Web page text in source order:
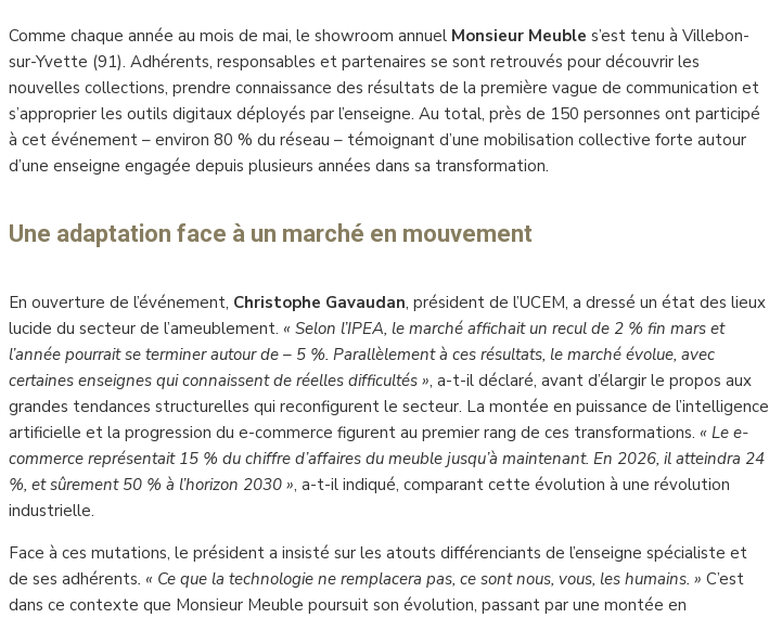
Comme chaque année au mois de mai, le showroom annuel Monsieur Meuble s’est tenu à Villebon-
sur-Yvette (91). Adhérents, responsables et partenaires se sont retrouvés pour découvrir les
nouvelles collections, prendre connaissance des résultats de la première vague de communication et
s’approprier les outils digitaux déployés par l’enseigne. Au total, près de 150 personnes ont participé
à cet événement – environ 80 % du réseau – témoignant d’une mobilisation collective forte autour
d’une enseigne engagée depuis plusieurs années dans sa transformation.
Une adaptation face à un marché en mouvement
En ouverture de l’événement, Christophe Gavaudan, président de l’UCEM, a dressé un état des lieux
lucide du secteur de l’ameublement. « Selon l’IPEA, le marché affichait un recul de 2 % fin mars et
l’année pourrait se terminer autour de – 5 %. Parallèlement à ces résultats, le marché évolue, avec
certaines enseignes qui connaissent de réelles difficultés », a-t-il déclaré, avant d’élargir le propos aux
grandes tendances structurelles qui reconfigurent le secteur. La montée en puissance de l’intelligence
artificielle et la progression du e-commerce figurent au premier rang de ces transformations. « Le e-
commerce représentait 15 % du chiffre d’affaires du meuble jusqu’à maintenant. En 2026, il atteindra 24
%, et sûrement 50 % à l’horizon 2030 », a-t-il indiqué, comparant cette évolution à une révolution
industrielle.
Face à ces mutations, le président a insisté sur les atouts différenciants de l’enseigne spécialiste et
de ses adhérents. « Ce que la technologie ne remplacera pas, ce sont nous, vous, les humains. » C’est
dans ce contexte que Monsieur Meuble poursuit son évolution, passant par une montée en